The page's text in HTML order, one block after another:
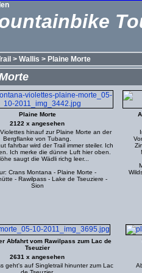
> Wallis > Plaine Morte
Plaine Morte
2122 x angesehen
hinauf zur Plaine Morte an der
Bergflanke von Tubang.
fahrbar wird der Trail immer steiler. Ich
Ich merke die dünne Luft hier oben.
saugt die Wädli richg leer...
Crans Montana - Plaine Morte -
- Rawilpass - Lake de Tseuziere -
Sion
Abfahrt vom Rawilpass zum Lac de
Tseuzier
2631 x angesehen
geht's auf Singletrail hinunter zum Lac